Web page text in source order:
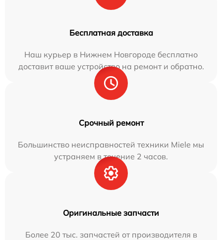
Бесплатная доставка
Наш курьер в Нижнем Новгороде бесплатно
доставит ваше устройство на ремонт и обратно.
Срочный ремонт
Большинство неисправностей техники Miele мы
устраняем в течение 2 часов.
Оригинальные запчасти
Более 20 тыс. запчастей от производителя в